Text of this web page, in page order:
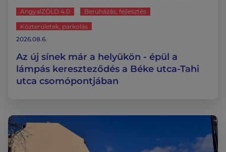
AngyalZÖLD 4.0
Beruházás, fejlesztés
Közterületek, parkolás
Az új sínek már a helyükön - épül a
lámpás kereszteződés a Béke utca-Tahi
utca csomópontjában
2026.08.6.